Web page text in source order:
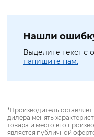
Нашли
Выделите текст с
напишите нам.
*Производитель
дилера менять
товара и место его
является публичной